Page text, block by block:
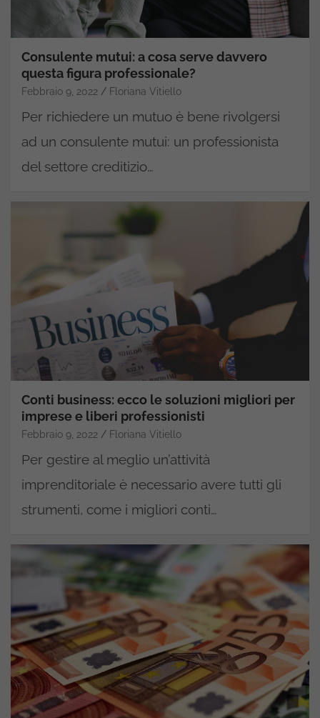
Consulente mutui: a cosa serve davvero
questa figura professionale?
Febbraio 9, 2022 Floriana Vitiello
Per richiedere un mutuo è bene rivolgersi
ad un consulente mutui: un professionista
del settore creditizio…
Conti business: ecco le soluzioni migliori per
imprese e liberi professionisti
Febbraio 9, 2022 Floriana Vitiello
Per gestire al meglio un’attività
imprenditoriale è necessario avere tutti gli
strumenti, come i migliori conti…